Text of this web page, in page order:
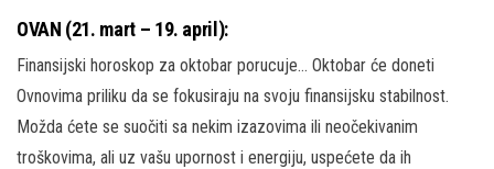
OVAN (21. mart – 19. april):
Finansijski horoskop za oktobar porucuje… Oktobar će doneti
Ovnovima priliku da se fokusiraju na svoju finansijsku stabilnost.
Možda ćete se suočiti sa nekim izazovima ili neočekivanim
troškovima, ali uz vašu upornost i energiju, uspećete da ih